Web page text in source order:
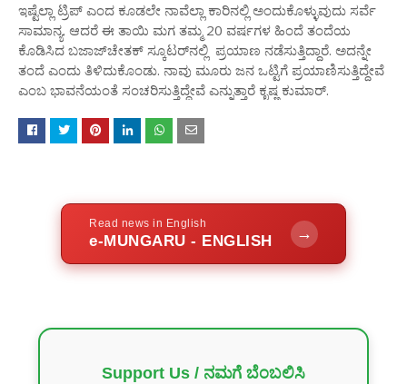
ಇಷ್ಟೆಲ್ಲಾ ಟ್ರಿಪ್ ಎಂದ ಕೂಡಲೇ ನಾವೆಲ್ಲಾ ಕಾರಿನಲ್ಲಿ ಅಂದುಕೊಳ್ಳುವುದು ಸರ್ವೆ
ಸಾಮಾನ್ಯ. ಆದರೆ ಈ ತಾಯಿ ಮಗ ತಮ್ಮ 20 ವರ್ಷಗಳ ಹಿಂದೆ ತಂದೆಯ
ಕೊಡಿಸಿದ ಬಜಾಜ್‌ಚೇತಕ್ ಸ್ಕೂಟರ್‌ನಲ್ಲಿ ಪ್ರಯಾಣ ನಡೆಸುತ್ತಿದ್ದಾರೆ. ಅದನ್ನೇ
ತಂದೆ ಎಂದು ತಿಳಿದುಕೊಂಡು. ನಾವು ಮೂರು ಜನ ಒಟ್ಟಿಗೆ ಪ್ರಯಾಣಿಸುತ್ತಿದ್ದೇವೆ
ಎಂಬ ಭಾವನೆಯಂತೆ ಸಂಚರಿಸುತ್ತಿದ್ದೇವೆ ಎನ್ನುತ್ತಾರೆ ಕೃಷ್ಣ ಕುಮಾರ್.
Read news in English
e-MUNGARU - ENGLISH →
Support Us / ನಮಗೆ ಬೆಂಬಲಿಸಿ